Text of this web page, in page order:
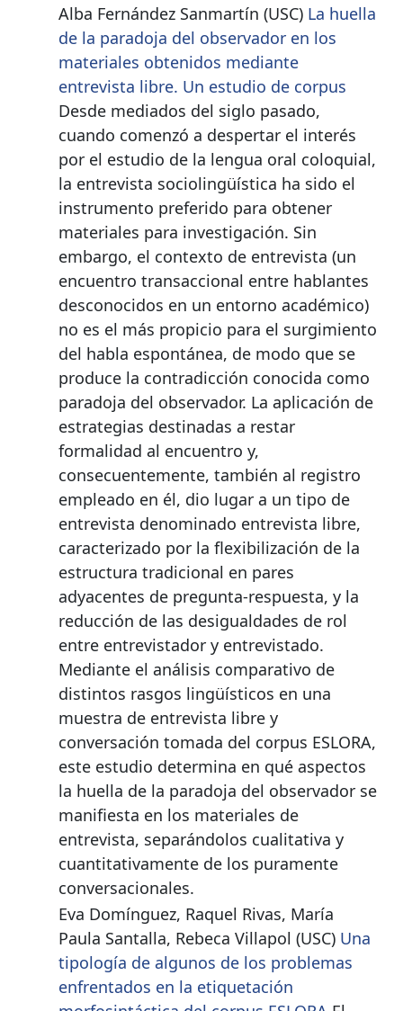
Alba Fernández Sanmartín (USC) La huella
de la paradoja del observador en los
materiales obtenidos mediante
entrevista libre. Un estudio de corpus
Desde mediados del siglo pasado,
cuando comenzó a despertar el interés
por el estudio de la lengua oral coloquial,
la entrevista sociolingüística ha sido el
instrumento preferido para obtener
materiales para investigación. Sin
embargo, el contexto de entrevista (un
encuentro transaccional entre hablantes
desconocidos en un entorno académico)
no es el más propicio para el surgimiento
del habla espontánea, de modo que se
produce la contradicción conocida como
paradoja del observador. La aplicación de
estrategias destinadas a restar
formalidad al encuentro y,
consecuentemente, también al registro
empleado en él, dio lugar a un tipo de
entrevista denominado entrevista libre,
caracterizado por la flexibilización de la
estructura tradicional en pares
adyacentes de pregunta-respuesta, y la
reducción de las desigualdades de rol
entre entrevistador y entrevistado.
Mediante el análisis comparativo de
distintos rasgos lingüísticos en una
muestra de entrevista libre y
conversación tomada del corpus ESLORA,
este estudio determina en qué aspectos
la huella de la paradoja del observador se
manifiesta en los materiales de
entrevista, separándolos cualitativa y
cuantitativamente de los puramente
conversacionales.
Eva Domínguez, Raquel Rivas, María
Paula Santalla, Rebeca Villapol (USC) Una
tipología de algunos de los problemas
enfrentados en la etiquetación